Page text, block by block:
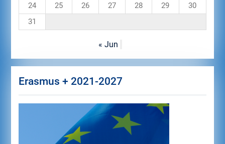
24
25 26 27 28 29
30
31
« Jun
Erasmus + 2021-2027